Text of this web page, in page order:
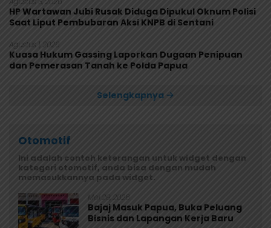
HP Wartawan Jubi Rusak Diduga Dipukul Oknum Polisi
Saat Liput Pembubaran Aksi KNPB di Sentani
Agustus 1, 2026
Kuasa Hukum Gassing Laporkan Dugaan Penipuan
dan Pemerasan Tanah ke Polda Papua
Selengkapnya
Otomotif
Ini adalah contoh keterangan untuk widget dengan
kategori otomotif, anda bisa dengan mudah
memasukkannya pada widget.
Mei 29, 2026
Bajaj Masuk Papua, Buka Peluang
Bisnis dan Lapangan Kerja Baru